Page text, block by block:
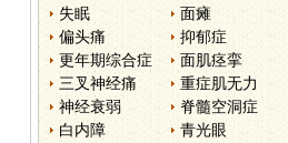
失眠
面瘫
偏头痛
抑郁症
更年期综合症
面肌痉挛
三叉神经痛
重症肌无力
神经衰弱
脊髓空洞症
白内障
青光眼